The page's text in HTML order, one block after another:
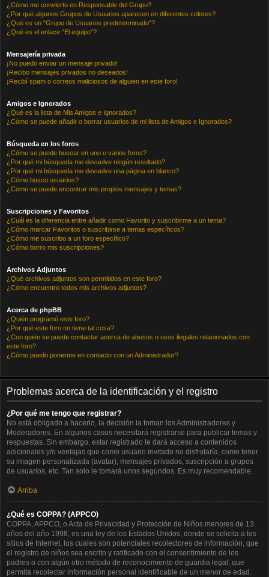
¿Cómo me convierto en Responsable del Grupo?
¿Por qué algunos Grupos de Usuarios aparecen en diferentes colores?
¿Qué es un "Grupo de Usuarios predeterminado"?
¿Qué es el enlace "El equipo"?
Mensajería privada
¡No puedo enviar un mensaje privado!
¡Recibo mensajes privados no deseados!
¡Recibí spam o correos maliciosos de alguien en este foro!
Amigos e Ignorados
¿Qué es la lista de Mis Amigos e Ignorados?
¿Cómo se puede añadir o borrar usuarios de mi lista de Amigos e Ignorados?
Búsqueda en los foros
¿Cómo se puede buscar en uno o varios foros?
¿Por qué mi búsqueda me devuelve ningún resultado?
¿Por qué mi búsqueda me devuelve una página en blanco?
¿Cómo busco usuarios?
¿Como se puede encontrar mis propios mensajes y temas?
Suscripciones y Favoritos
¿Cuál es la diferencia entre añadir como Favorito y suscribirme a un tema?
¿Cómo marcar Favoritos o suscribirse a temas específicos?
¿Cómo me suscribo a un foro específico?
¿Cómo borro mis suscripciones?
Archivos Adjuntos
¿Qué archivos adjuntos son permitidos en este foro?
¿Cómo encuentro todos mis archivos adjuntos?
Acerca de phpBB
¿Quién programó este foro?
¿Por qué este foro no tiene tal cosa?
¿Con quién se puede contactar acerca de abusos o usos ilegales relacionados con
este foro?
¿Cómo puedo ponerme en contacto con un Administrador?
Problemas acerca de la identificación y el registro
¿Por qué me tengo que registrar?
No está obligado a hacerlo, la decisión la toman los Administradores y
Moderadores. En algunos casos necesitará registrarse para publicar temas y
respuestas. Sin embargo, estar registrado le dará acceso a contenidos
adicionales y/o ventajas que como usuario invitado no disfrutaría, como tener
su imagen personalizada (avatar), mensajes privados, suscripción a grupos
de usuarios, etc. Tan solo le tomará unos segundos. Es muy recomendable.
Arriba
¿Qué es COPPA? (APPCO)
COPPA, APPCO, o Acta de Privacidad y Protección de Niños menores de 13
años del año 1998, es una ley de los Estados Unidos, donde se solicita a los
sitios de Internet, los cuales son potenciales recolectores de información, que
el registro de niños sea escrito y ratificado con el consentimiento de los
padres o con algún otro método de reconocimiento de guardia legal, que
permita recolectar información personal identificable de un menor de edad.